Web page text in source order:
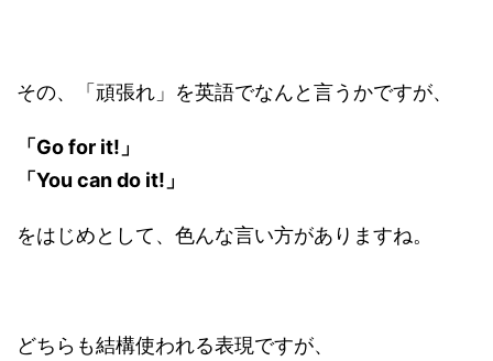
その、「頑張れ」を英語でなんと言うかですが、
「Go for it!」
「You can do it!」
をはじめとして、色んな言い方がありますね。
どちらも結構使われる表現ですが、